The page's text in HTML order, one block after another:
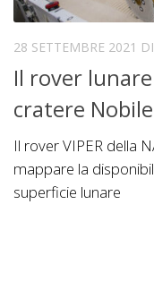
28 SETTEMBRE 2021 DI
Il rover
cratere Nobile
Il rover VIPER della
mappare la
superficie lunare